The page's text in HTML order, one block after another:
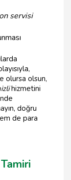
servisi
olursa olsun,
hizmetini
doğru
de para